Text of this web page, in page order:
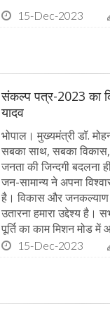
15-Dec-2023
संकल्प पत्र-2023 का
यादव
भोपाल। मुख्यमंत्री डॉ.
सबका साथ, सबका
जनता की जिन्दगी बदलना
जन-सामान्य ने अपना
है। विकास और
उतारना हमारा उद्देश्य
पूर्ति का काम मिशन मोड
15-Dec-2023